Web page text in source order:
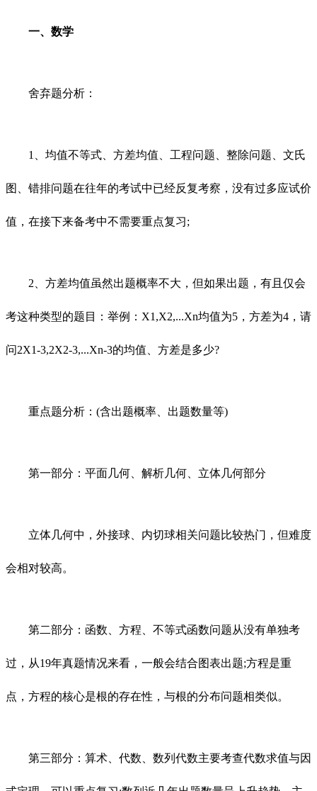
一、数学
舍弃题分析：
1、均值不等式、方差均值、工程问题、整除问题、文氏
图、错排问题在往年的考试中已经反复考察，没有过多应试价
值，在接下来备考中不需要重点复习;
2、方差均值虽然出题概率不大，但如果出题，有且仅会
考这种类型的题目：举例：X1,X2,...Xn均值为5，方差为4，请
问2X1-3,2X2-3,...Xn-3的均值、方差是多少?
重点题分析：(含出题概率、出题数量等)
第一部分：平面几何、解析几何、立体几何部分
立体几何中，外接球、内切球相关问题比较热门，但难度
会相对较高。
第二部分：函数、方程、不等式函数问题从没有单独考
过，从19年真题情况来看，一般会结合图表出题;方程是重
点，方程的核心是根的存在性，与根的分布问题相类似。
第三部分：算术、代数、数列代数主要考查代数求值与因